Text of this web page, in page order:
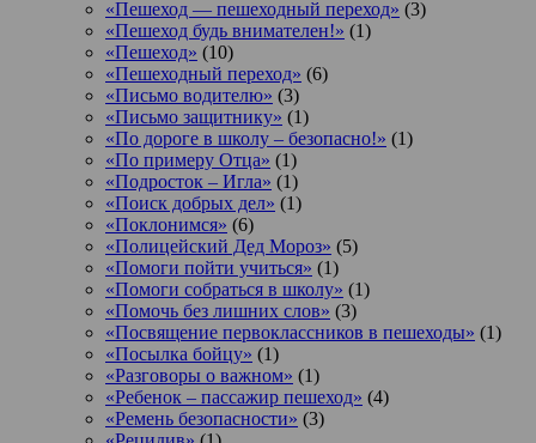
«Пешеход — пешеходный переход» (3)
«Пешеход будь внимателен!» (1)
«Пешеход» (10)
«Пешеходный переход» (6)
«Письмо водителю» (3)
«Письмо защитнику» (1)
«По дороге в школу – безопасно!» (1)
«По примеру Отца» (1)
«Подросток ‒ Игла» (1)
«Поиск добрых дел» (1)
«Поклонимся» (6)
«Полицейский Дед Мороз» (5)
«Помоги пойти учиться» (1)
«Помоги собраться в школу» (1)
«Помочь без лишних слов» (3)
«Посвящение первоклассников в пешеходы» (1)
«Посылка бойцу» (1)
«Разговоры о важном» (1)
«Ребенок – пассажир пешеход» (4)
«Ремень безопасности» (3)